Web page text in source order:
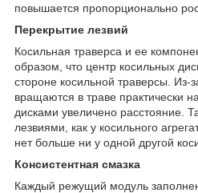
повышается пропорционально
Перекрытие лезвий
Косильная траверса и ее
образом, что центр косильных
стороне косильной траверсы. Из-
вращаются в траве практически
дисками увеличено расстояние.
лезвиями, как у косильного
нет больше ни у одной другой
Консистентная смазка
Каждый режущий модуль